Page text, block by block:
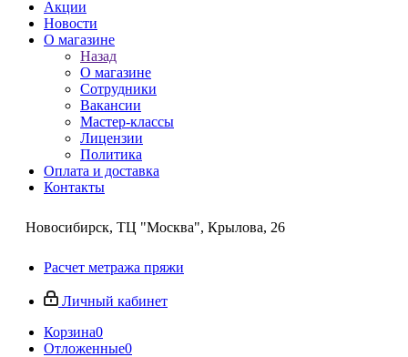
Акции
Новости
О магазине
Назад
О магазине
Сотрудники
Вакансии
Мастер-классы
Лицензии
Политика
Оплата и доставка
Контакты
Новосибирск, ТЦ "Москва", Крылова, 26
Расчет метража пряжи
Личный кабинет
Корзина0
Отложенные0